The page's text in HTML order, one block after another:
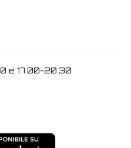
e 17.00-20.30